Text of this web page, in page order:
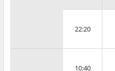
22:20
10:40